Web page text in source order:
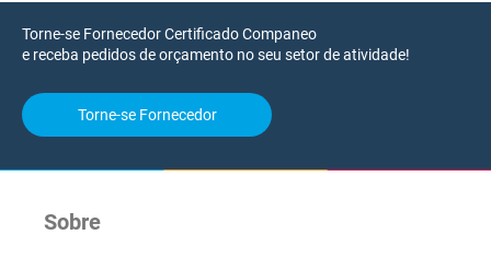
Torne-se Fornecedor Certificado Companeo
e receba pedidos de orçamento no seu setor de atividade!
Torne-se Fornecedor
Sobre